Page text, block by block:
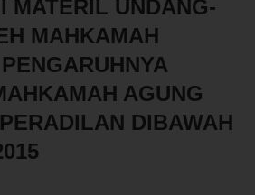
MATERIL UNDANG-
MAHKAMAH
AGUNG
DIBAWAH